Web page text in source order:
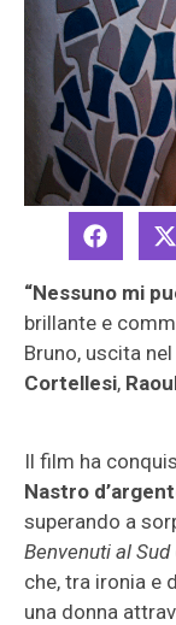
“Nessuno mi
brillante e
Bruno, uscita
Cortellesi,
Il film ha
Nastro
superando a
Benvenuti al Sud
che, tra ironia e
una donna